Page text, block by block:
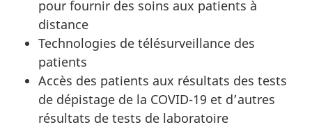
pour fournir des soins aux patients à
distance
Technologies de télésurveillance des
patients
Accès des patients aux résultats des tests
de dépistage de la COVID-19 et d’autres
résultats de tests de laboratoire